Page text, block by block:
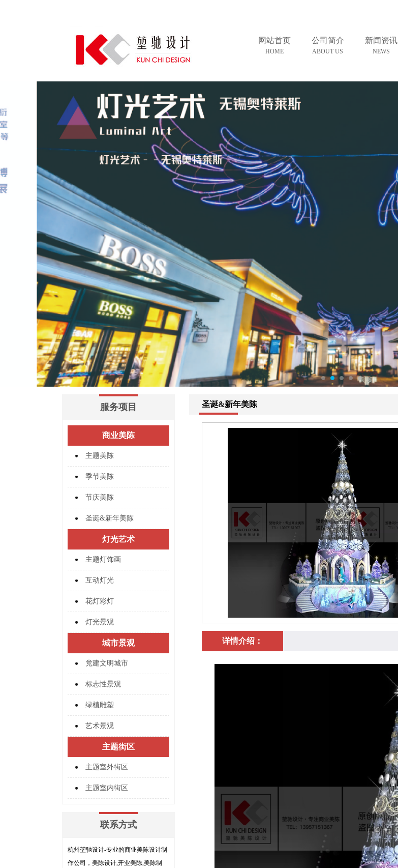
网站首页
HOME
公司简介
ABOUT US
新闻资讯
NEWS
服务项目
商业美陈
主题美陈
季节美陈
节庆美陈
圣诞&新年美陈
灯光艺术
主题灯饰画
互动灯光
花灯彩灯
灯光景观
城市景观
党建文明城市
标志性景观
绿植雕塑
艺术景观
主题街区
主题室外街区
主题室内街区
联系方式
杭州堃驰设计-专业的商业美陈设计制
作公司，美陈设计,开业美陈,美陈制
圣诞&新年美陈
详情介绍：